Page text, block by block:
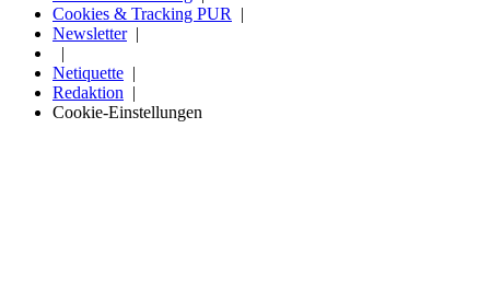
Cookies & Tracking PUR
Newsletter
Netiquette
Redaktion
Cookie-Einstellungen